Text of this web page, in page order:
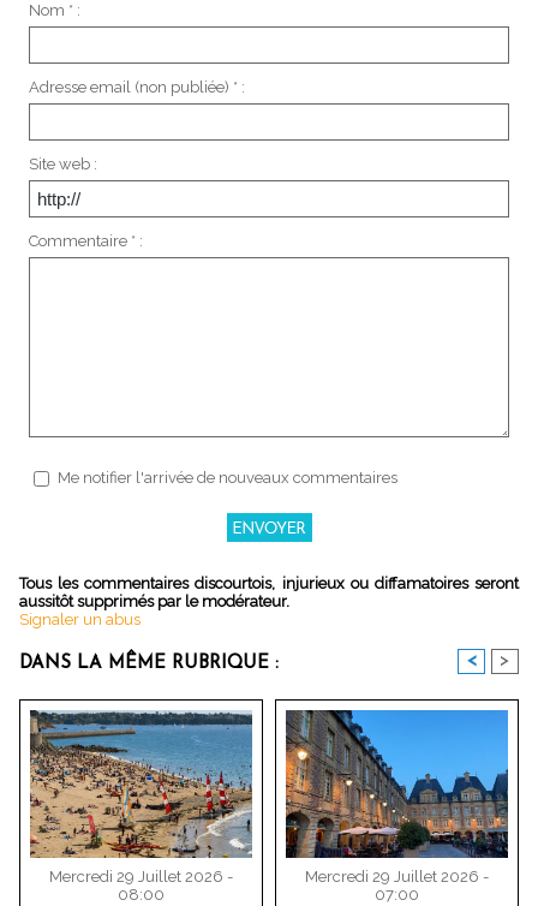
Nom * :
Adresse email (non publiée) * :
Site web :
Commentaire * :
Me notifier l'arrivée de nouveaux commentaires
Tous les commentaires discourtois, injurieux ou diffamatoires seront
aussitôt supprimés par le modérateur.
Signaler un abus
DANS LA MÊME RUBRIQUE : < >
Mercredi 29 Juillet 2026 -
08:00
Mercredi 29 Juillet 2026 -
07:00